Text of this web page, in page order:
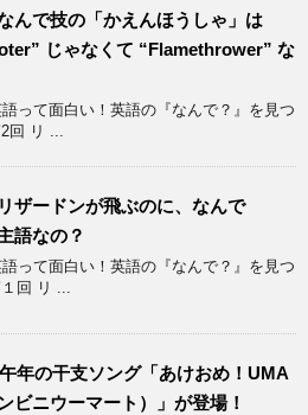
で技の「かえんほうしゃ」は
じゃなくて “Flamethrower” な
って面白い！英語の『なんで？』を見つ
回 リ ...
ードンが飛ぶのに、なんで
語なの？
って面白い！英語の『なんで？』を見つ
回 リ ...
年の干支ソング「あけおめ！UMA
ビニウーマート）」が登場！